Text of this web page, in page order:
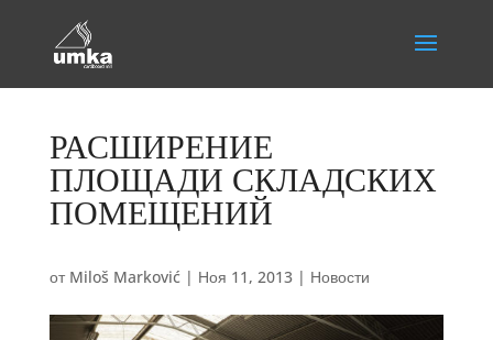
РАСШИРЕНИЕ
ПЛОЩАДИ СКЛАДСКИХ
ПОМЕЩЕНИЙ
от Miloš Marković| Ноя 11, 2013| Новости